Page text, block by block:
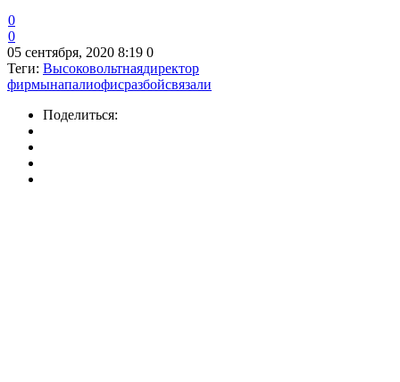
0
0
05 сентября, 2020 8:19 0
Теги: Высоковольтнаядиректор
фирмынапалиофисразбойсвязали
Поделиться: